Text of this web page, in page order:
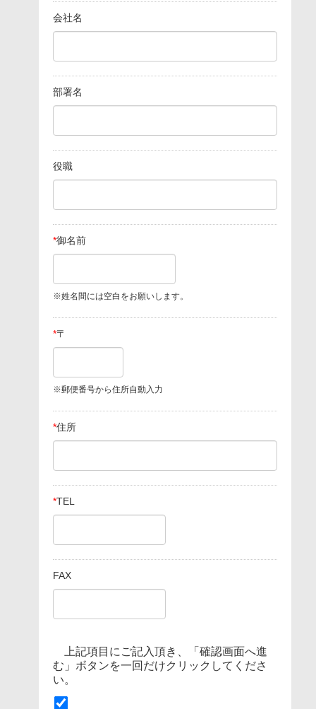
会社名
部署名
役職
*御名前
※姓名間には空白をお願いします。
*〒
※郵便番号から住所自動入力
*住所
*TEL
FAX
上記項目にご記入頂き、「確認画面へ進
む」ボタンを一回だけクリックしてくださ
い。